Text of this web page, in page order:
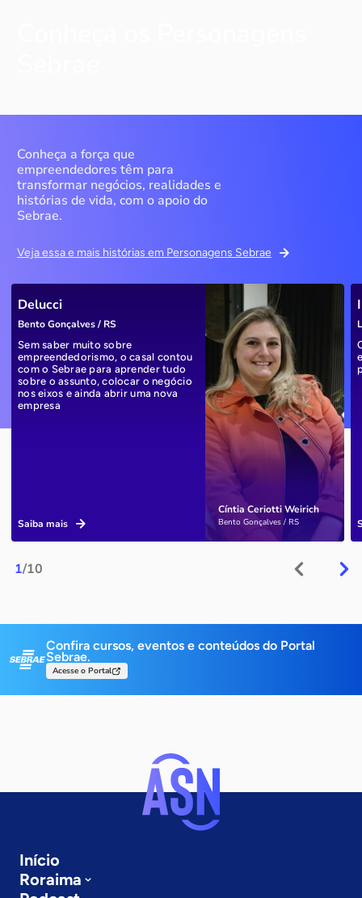
Conheça a força que
empreendedores têm para
transformar negócios, realidades e
histórias de vida, com o apoio do
Sebrae.
Veja essa e mais histórias em Personagens Sebrae
1/10
Cíntia Ceriotti Weirich
Bento Gonçalves / RS
Delucci
Bento Gonçalves / RS
Sem saber muito sobre
empreendedorismo, o casal contou
com o Sebrae para aprender tudo
sobre o assunto, colocar o negócio
nos eixos e ainda abrir uma nova
empresa
Saiba mais
Confira cursos, eventos e conteúdos do Portal
Sebrae.
Acesse o Portal
Início
Roraima